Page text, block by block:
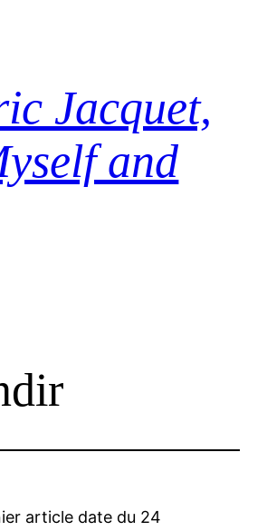
Jacquet,
and
article date du 24